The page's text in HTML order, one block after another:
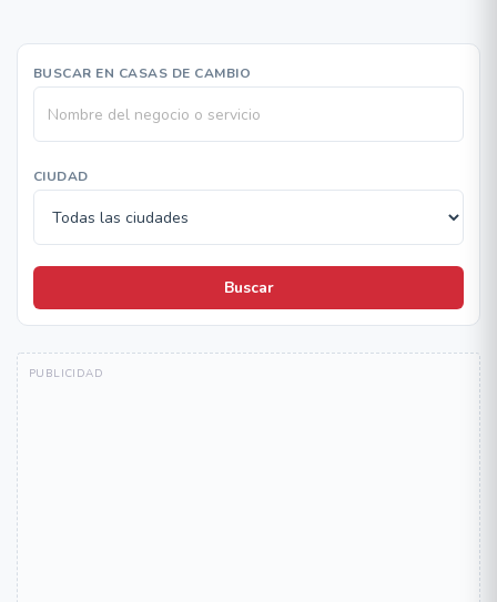
BUSCAR EN CASAS DE CAMBIO
CIUDAD
Buscar